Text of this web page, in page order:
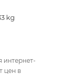
kg
интернет-
цен в